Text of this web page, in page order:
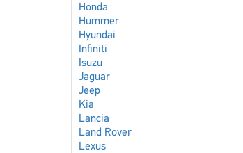
Honda
Hummer
Hyundai
Infiniti
Isuzu
Jaguar
Jeep
Kia
Lancia
Land Rover
Lexus